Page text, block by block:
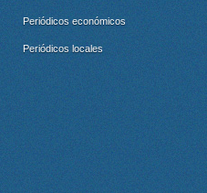
Periódicos económicos
Periódicos locales